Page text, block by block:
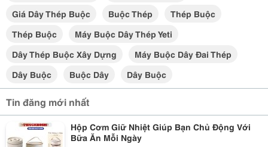
Giá Dây Thép Buộc
Buộc Thép
Thép Buộc
Thép Buộc
Máy Buộc Dây Thép Yeti
Dây Thép Buộc Xây Dựng
Máy Buộc Dây Đai Thép
Dây Buộc
Buộc Dây Dây Buộc
Tin đăng mới nhất
Hộp Cơm Giữ Nhiệt Giúp Bạn Chủ Động Với
Bữa Ăn Mỗi Ngày